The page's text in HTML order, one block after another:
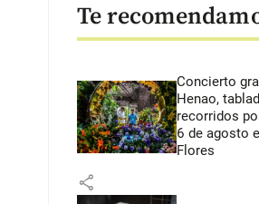
Te
Concierto
Henao,
recorridos
6 de agosto
Flores
share